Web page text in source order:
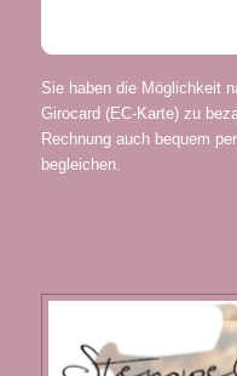
Sie haben die Möglichkeit
Girocard (EC-Karte) zu
Rechnung auch bequem
begleichen.